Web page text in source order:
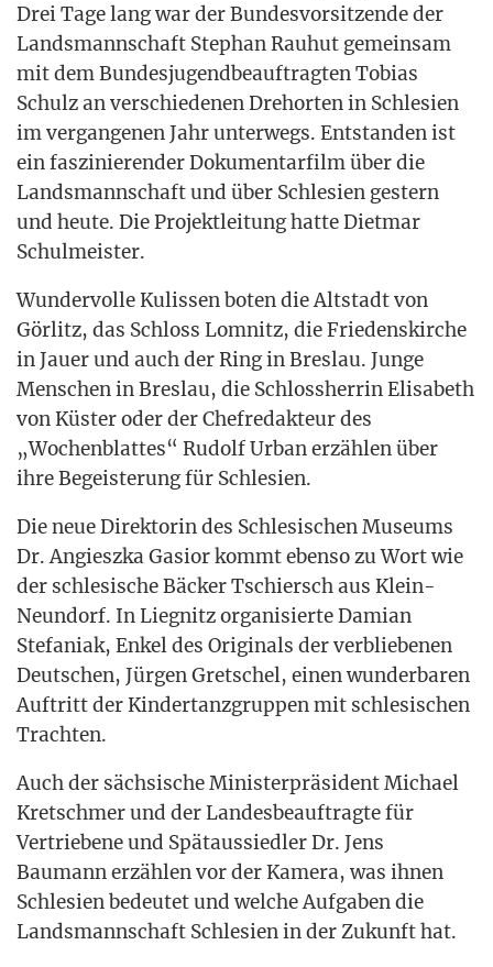
Drei Tage lang war der Bun­des­vor­sit­zen­de der
Lands­mann­schaft Ste­phan Rau­hut gemein­sam
mit dem Bun­des­ju­gend­be­auf­trag­ten Tobi­as
Schulz an ver­schie­de­nen Dreh­or­ten in Schle­si­en
im ver­gan­ge­nen Jahr unter­wegs. Ent­stan­den ist
ein fas­zi­nie­ren­der Doku­men­tar­film über die
Lands­mann­schaft und über Schle­si­en ges­tern
und heu­te. Die Pro­jekt­lei­tung hat­te Diet­mar
Schulmeister.
Wun­der­vol­le Kulis­sen boten die Alt­stadt von
Gör­litz, das Schloss Lom­nitz, die Frie­dens­kir­che
in Jau­er und auch der Ring in Bres­lau. Jun­ge
Men­schen in Bres­lau, die Schloss­her­rin Eli­sa­beth
von Küs­ter oder der Chef­re­dak­teur des
„Wochen­blat­tes“ Rudolf Urban erzäh­len über
ihre Begeis­te­rung für Schlesien.
Die neue Direk­to­rin des Schle­si­schen Muse­ums
Dr. Angieszka Gasi­or kommt eben­so zu Wort wie
der schle­si­sche Bäcker Tschiersch aus Klein-
Neun­dorf. In Lie­gnitz orga­ni­sier­te Dami­an
Ste­fa­ni­ak, Enkel des Ori­gi­nals der ver­blie­be­nen
Deut­schen, Jür­gen Gret­schel, einen wun­der­ba­ren
Auf­tritt der Kin­der­tanz­grup­pen mit schle­si­schen
Trachten.
Auch der säch­si­sche Minis­ter­prä­si­dent Micha­el
Kret­schmer und der Lan­des­be­auf­trag­te für
Ver­trie­be­ne und Spät­aus­sied­ler Dr. Jens
Bau­mann erzäh­len vor der Kame­ra, was ihnen
Schle­si­en bedeu­tet und wel­che Auf­ga­ben die
Lands­mann­schaft Schle­si­en in der Zukunft hat.